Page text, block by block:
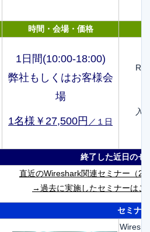
時間・会場・価格
1日間(10:00-18:00)
弊社もしくはお客様会
場
1名様￥27,500円 ／１日
入
終了した近日のセ
直近のWireshark関連セミナー （
→過去に実施したセミナーはこ
セミナ